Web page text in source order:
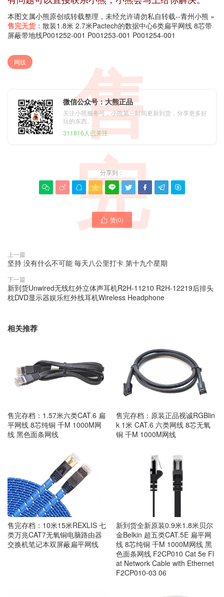
本图文属小熊原创或转载整理，未经允许请勿私自转载--青州小熊 »
售完无货： 散装1.8米 2.7米Pactech的数据中心6类扁平网线 8芯带
屏蔽带地线P001252-001 P001253-001 P001254-001
网线
微信公众号：大熊正品
关注小熊服务号，小熊第一时间更新到货，分享更多好
玩的东西。
311816人已关注
分享到：
        
 赞(0)
上一篇
坚持 没有什么不可能 毎天八公里打卡 第十九个星期
下一篇
新到货Unwired无线红外立体声耳机R2H-11210 R2H-12219后排头
枕DVD显示器娱乐红外线耳机Wireless Headphone
相关推荐
售完存档：1.57米六类CAT.6 扁
平网线 8芯纯铜 千M 1000M网
线 黑色面条网线
售完存档：原装正品视诚RGBlin
k 1米 CAT.6 六类网线 8芯无氧
铜 千M 1000M网线
售完存档：10米15米REXLIS 七
类万兆CAT7无氧铜电脑路由器
交换机笔记本双屏蔽扁平网线
新到货全新原装0.9米1.8米贝尔
金Belkin 超五类CAT.5E 扁平网
线 8芯纯铜 千M 1000M网线 黑
色面条网线 F2CP010 Cat 5e Fl
at Network Cable with Ethernet
F2CP010-03 06
售
完